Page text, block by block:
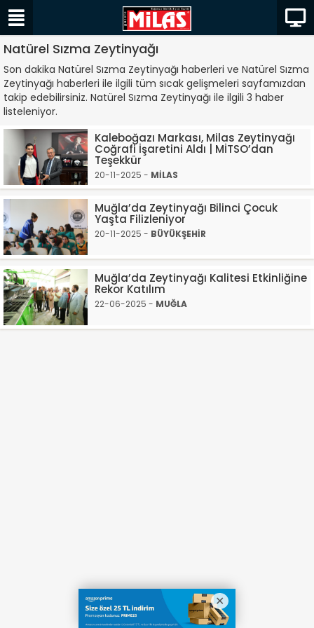
Natürel Sızma Zeytinyağı
Son dakika Natürel Sızma Zeytinyağı haberleri ve Natürel Sızma
Zeytinyağı haberleri ile ilgili tüm sıcak gelişmeleri sayfamızdan
takip edebilirsiniz. Natürel Sızma Zeytinyağı ile ilgili 3 haber
listeleniyor.
Kaleboğazı Markası, Milas Zeytinyağı
Coğrafi İşaretini Aldı | MİTSO’dan
Teşekkür
20-11-2025 - MİLAS
Muğla’da Zeytinyağı Bilinci Çocuk
Yaşta Filizleniyor
20-11-2025 - BÜYÜKŞEHİR
Muğla’da Zeytinyağı Kalitesi Etkinliğine
Rekor Katılım
22-06-2025 - MUĞLA